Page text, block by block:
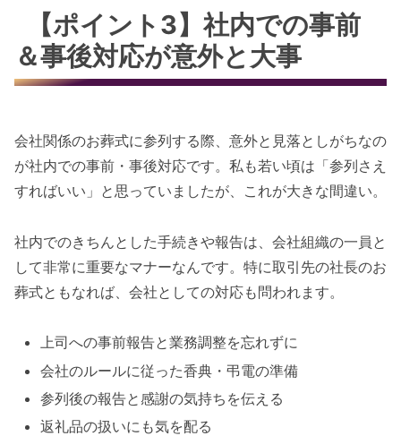
【ポイント3】社内での事前
＆事後対応が意外と大事
会社関係のお葬式に参列する際、意外と見落としがちなの
が社内での事前・事後対応です。私も若い頃は「参列さえ
すればいい」と思っていましたが、これが大きな間違い。
社内でのきちんとした手続きや報告は、会社組織の一員と
して非常に重要なマナーなんです。特に取引先の社長のお
葬式ともなれば、会社としての対応も問われます。
上司への事前報告と業務調整を忘れずに
会社のルールに従った香典・弔電の準備
参列後の報告と感謝の気持ちを伝える
返礼品の扱いにも気を配る